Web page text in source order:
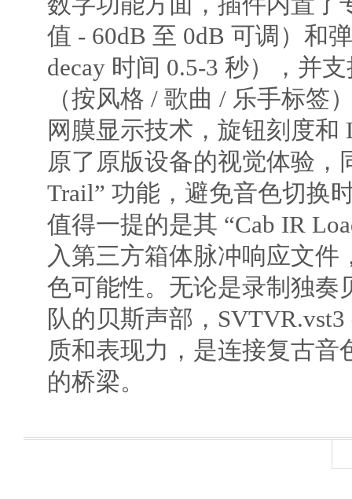
值 - 60dB 至 0dB 可调）和
decay 时间 0.5-3 秒），并
（按风格 / 歌曲 / 乐手标签
网膜显示技术，旋钮刻度和
原了原版设备的视觉体验，
Trail” 功能，避免音色切换
值得一提的是其 “Cab IR
入第三方箱体脉冲响应文件
色可能性。无论是录制独奏
队的贝斯声部，
质和表现力，是连接复古音
的桥梁。